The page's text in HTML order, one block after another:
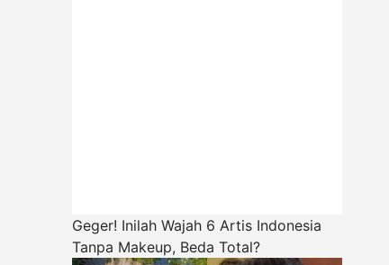
Geger! Inilah Wajah 6 Artis Indonesia
Tanpa Makeup, Beda Total?